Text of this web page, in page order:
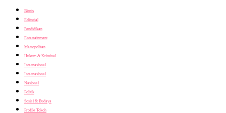
Bisnis
Editorial
Pendidikan
Entertainment
Metropolitan
Hukum & Kriminal
Internasional
Internasional
Nasional
Politik
Sosial & Budaya
Profile Tokoh